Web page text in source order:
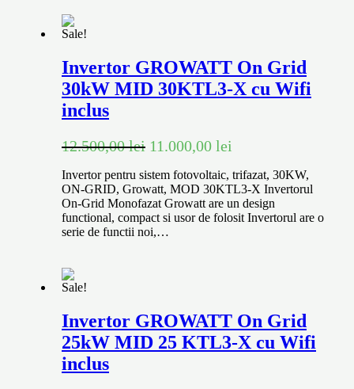
Sale!
Invertor GROWATT On Grid
30kW MID 30KTL3-X cu Wifi
inclus
12.500,00lei 11.000,00 lei
Invertor pentru sistem fotovoltaic, trifazat, 30KW,
ON-GRID, Growatt, MOD 30KTL3-X Invertorul
On-Grid Monofazat Growatt are un design
functional, compact si usor de folosit Invertorul are o
serie de functii noi,…
Sale!
Invertor GROWATT On Grid
25kW MID 25 KTL3-X cu Wifi
inclus